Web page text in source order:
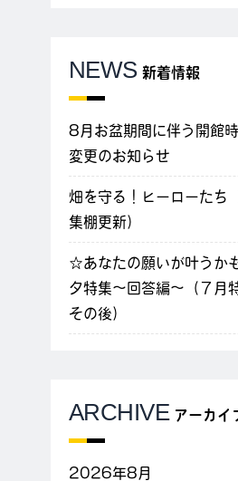
NEWS 新着情報
8月お盆期間に伴う開館
変更のお知らせ
畑を守る！ヒーローたち
集棚更新）
☆あなたの願いが叶うか
夕特集～回答編～（７月
その後）
ARCHIVE アーカイ
2026年8月